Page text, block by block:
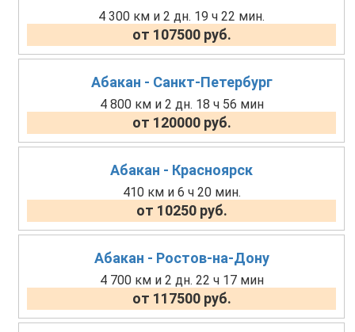
4 300 км и 2 дн. 19 ч 22 мин.
от 107500 руб.
Абакан - Санкт-Петербург
4 800 км и 2 дн. 18 ч 56 мин
от 120000 руб.
Абакан - Красноярск
410 км и 6 ч 20 мин.
от 10250 руб.
Абакан - Ростов-на-Дону
4 700 км и 2 дн. 22 ч 17 мин
от 117500 руб.